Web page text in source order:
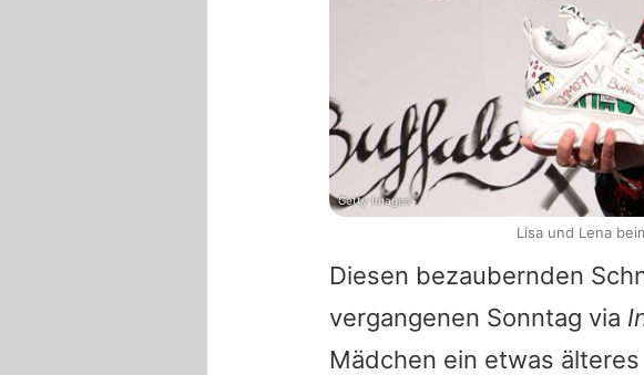
Diesen bezaubernden
vergangenen Sonntag via
Mädchen ein etwas
Getty Images
Lisa und Lena